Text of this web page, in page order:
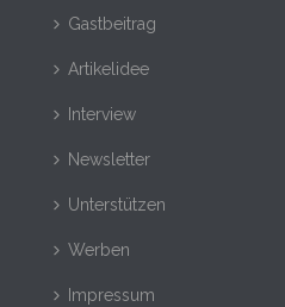
Gastbeitrag
Artikelidee
Interview
Newsletter
Unterstützen
Werben
Impressum